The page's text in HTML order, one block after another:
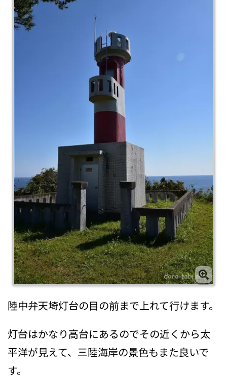
陸中弁天埼灯台の目の前まで上れて行けます。
灯台はかなり高台にあるのでその近くから太
平洋が見えて、三陸海岸の景色もまた良いで
す。